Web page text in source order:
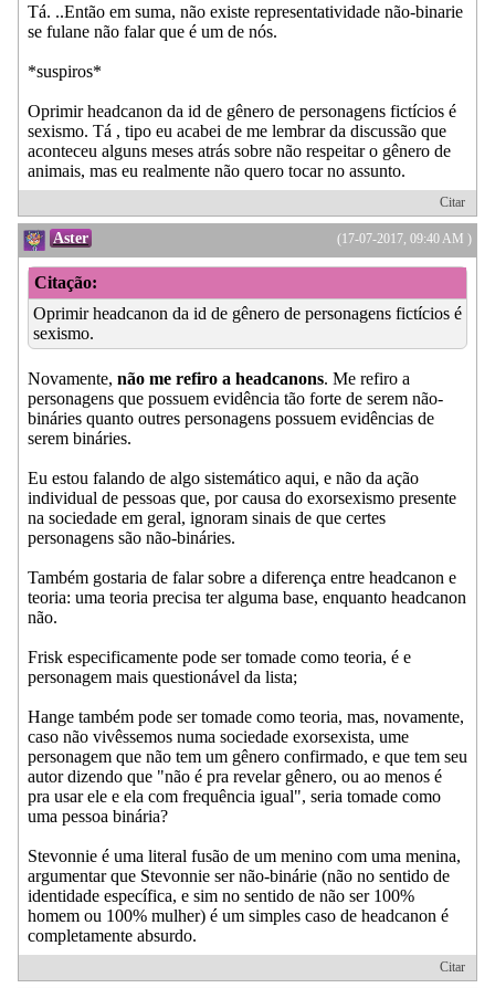
Tá. ..Então em suma, não existe representatividade não-binarie
se fulane não falar que é um de nós.
*suspiros*
Oprimir headcanon da id de gênero de personagens fictícios é
sexismo. Tá , tipo eu acabei de me lembrar da discussão que
aconteceu alguns meses atrás sobre não respeitar o gênero de
animais, mas eu realmente não quero tocar no assunto.
Citar
(17-07-2017, 09:40 AM )
Aster
Citação:
Oprimir headcanon da id de gênero de personagens fictícios é
sexismo.
Novamente, não me refiro a headcanons. Me refiro a
personagens que possuem evidência tão forte de serem não-
bináries quanto outres personagens possuem evidências de
serem bináries.
Eu estou falando de algo sistemático aqui, e não da ação
individual de pessoas que, por causa do exorsexismo presente
na sociedade em geral, ignoram sinais de que certes
personagens são não-bináries.
Também gostaria de falar sobre a diferença entre headcanon e
teoria: uma teoria precisa ter alguma base, enquanto headcanon
não.
Frisk especificamente pode ser tomade como teoria, é e
personagem mais questionável da lista;
Hange também pode ser tomade como teoria, mas, novamente,
caso não vivêssemos numa sociedade exorsexista, ume
personagem que não tem um gênero confirmado, e que tem seu
autor dizendo que "não é pra revelar gênero, ou ao menos é
pra usar ele e ela com frequência igual", seria tomade como
uma pessoa binária?
Stevonnie é uma literal fusão de um menino com uma menina,
argumentar que Stevonnie ser não-binárie (não no sentido de
identidade específica, e sim no sentido de não ser 100%
homem ou 100% mulher) é um simples caso de headcanon é
completamente absurdo.
Citar